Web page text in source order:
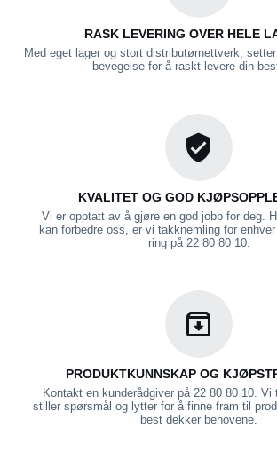
RASK LEVERING OVER HELE
Med eget lager og stort distributørnettverk,
bevegelse for å raskt levere din
KVALITET OG GOD
Vi er opptatt av å gjøre en god jobb for deg.
kan forbedre oss, er vi takknemling for
ring på 22 80 80 10.
PRODUKTKUNNSKAP OG
Kontakt en kunderådgiver på 22 80 80 10. Vi
stiller spørsmål og lytter for å finne fram til
best dekker behovene.